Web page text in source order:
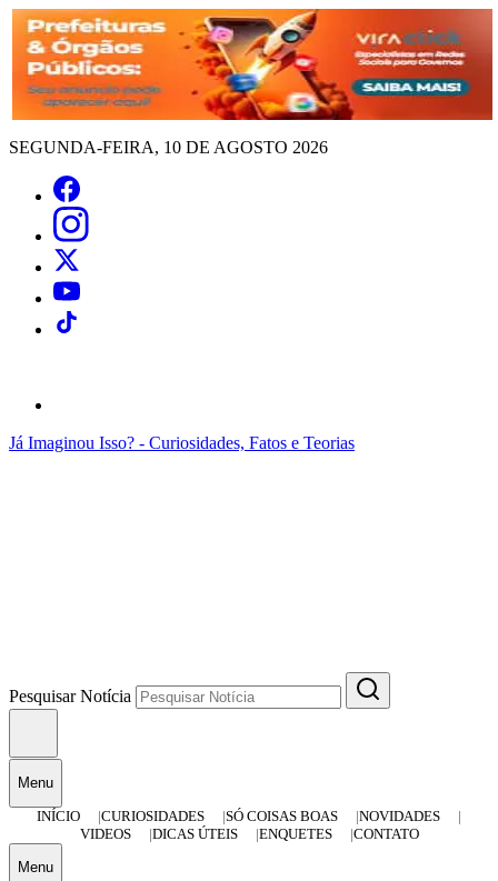
SEGUNDA-FEIRA, 10 DE AGOSTO 2026
Já Imaginou Isso? - Curiosidades, Fatos e Teorias
Pesquisar Notícia
Menu
INÍCIO
CURIOSIDADES SÓ COISAS BOAS
NOVIDADES
VIDEOS
DICAS ÚTEIS ENQUETES CONTATO
Menu